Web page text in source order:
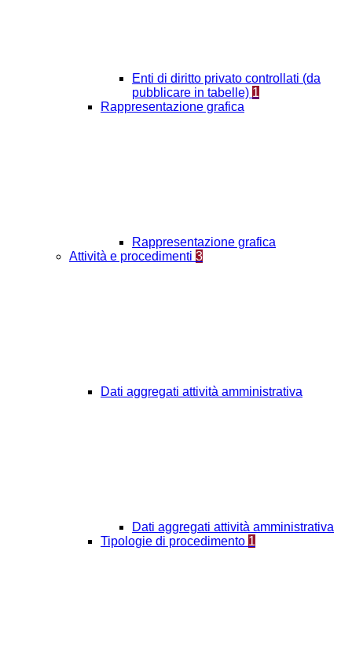
Enti di diritto privato controllati (da
pubblicare in tabelle) 1
Rappresentazione grafica
Rappresentazione grafica
Attività e procedimenti 3
Dati aggregati attività amministrativa
Dati aggregati attività amministrativa
Tipologie di procedimento 1